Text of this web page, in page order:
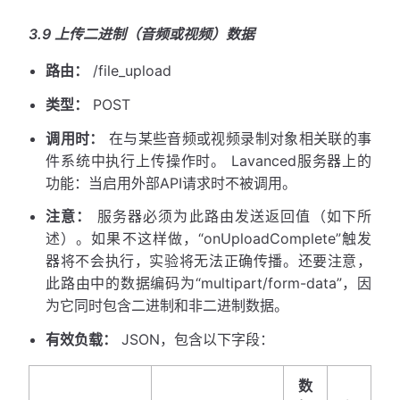
3.9 上传二进制（音频或视频）数据
路由：
/file_upload
类型：
POST
调用时：
在与某些音频或视频录制对象相关联的事
件系统中执行上传操作时。 Lavanced服务器上的
功能：当启用外部API请求时不被调用。
注意：
服务器必须为此路由发送返回值（如下所
述）。如果不这样做，“onUploadComplete”触发
器将不会执行，实验将无法正确传播。还要注意，
此路由中的数据编码为“multipart/form-data”，因
为它同时包含二进制和非二进制数据。
有效负载：
JSON，包含以下字段：
数